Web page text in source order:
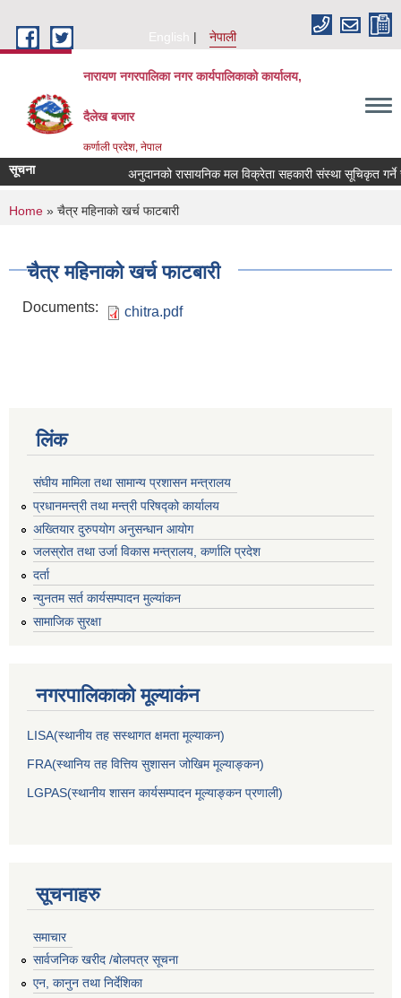
English
नेपाली
नारायण नगरपालिका नगर कार्यपालिकाको कार्यालय,
दैलेख बजार
कर्णाली प्रदेश, नेपाल
सूचना अनुदानको रासायनिक मल विक्रेता सहकारी संस्था सूचिकृत गर्ने
You are here
Home » चैत्र महिनाकाे खर्च फाटबारी
चैत्र महिनाकाे खर्च फाटबारी
Documents: chitra.pdf
लिंक
संघीय मामिला तथा सामान्य प्रशासन मन्त्रालय
प्रधानमन्त्री तथा मन्त्री परिषद्को कार्यालय
अख्तियार दुरुपयोग अनुसन्धान आयोग
जलस्रोत तथा उर्जा विकास मन्त्रालय, कर्णालि प्रदेश
दर्ता
न्युनतम सर्त कार्यसम्पादन मुल्यांकन
सामाजिक सुरक्षा
नगरपालिकाकाे मूल्याकंन
LISA(स्थानीय तह सस्थागत क्षमता मूल्याक‌न)
FRA(स्थानिय तह वित्तिय सुशासन जोखिम मूल्याङ्कन)
LGPAS(स्थानीय शासन कार्यसम्पादन मूल्याङ्कन प्रणाली)
सूचनाहरु
समाचार
सार्वजनिक खरीद /बोलपत्र सूचना
एन, कानुन तथा निर्देशिका